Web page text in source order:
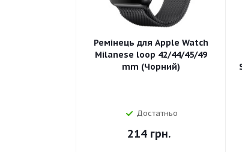
Ремінець для Apple Watch
Milanese loop 42/44/45/49
mm (Чорний)
Достатньо
214 грн.